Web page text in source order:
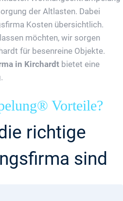
der Altlasten. Dabei
Kosten übersichtlich.
möchten, wir sorgen
für besenreine Objekte.
in Kirchardt bietet eine
Vorteile?
richtige
sind